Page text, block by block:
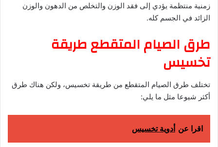
زمنية منتظمة يؤدي إلى فقد الوزن والتخلص من الدهون والوزن
الزائد في الجسم كله.
طرق الصيام المتقطع طريقة
تخسيس
تختلف طرق الصيام المتقطع من طريقة تخسيس، ولكن هناك طرق
أكثر شيوعا مثل ما يلي:
اقرا عن أدوية تخسيس